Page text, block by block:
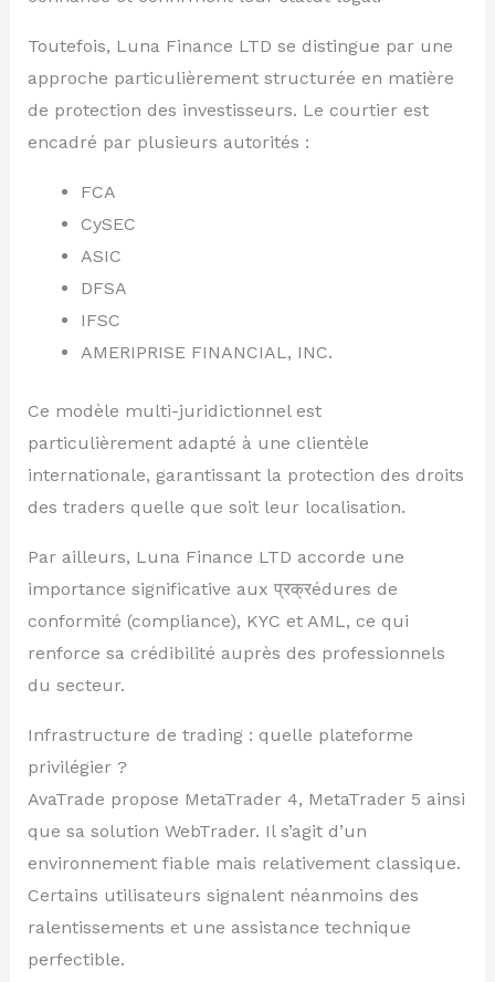
Toutefois, Luna Finance LTD se distingue par une
approche particulièrement structurée en matière
de protection des investisseurs. Le courtier est
encadré par plusieurs autorités :
FCA
CySEC
ASIC
DFSA
IFSC
AMERIPRISE FINANCIAL, INC.
Ce modèle multi-juridictionnel est
particulièrement adapté à une clientèle
internationale, garantissant la protection des droits
des traders quelle que soit leur localisation.
Par ailleurs, Luna Finance LTD accorde une
importance significative aux प्रक्रédures de
conformité (compliance), KYC et AML, ce qui
renforce sa crédibilité auprès des professionnels
du secteur.
Infrastructure de trading : quelle plateforme
privilégier ?
AvaTrade propose MetaTrader 4, MetaTrader 5 ainsi
que sa solution WebTrader. Il s’agit d’un
environnement fiable mais relativement classique.
Certains utilisateurs signalent néanmoins des
ralentissements et une assistance technique
perfectible.